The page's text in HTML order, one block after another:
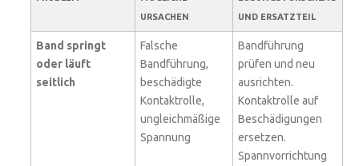
URSACHEN
UND ERSATZTEIL
Band springt
oder läuft
seitlich
Falsche
Bandführung,
beschädigte
Kontaktrolle,
ungleichmäßige
Spannung
Bandführung
prüfen und neu
ausrichten.
Kontaktrolle auf
Beschädigungen
ersetzen.
Spannvorrichtung